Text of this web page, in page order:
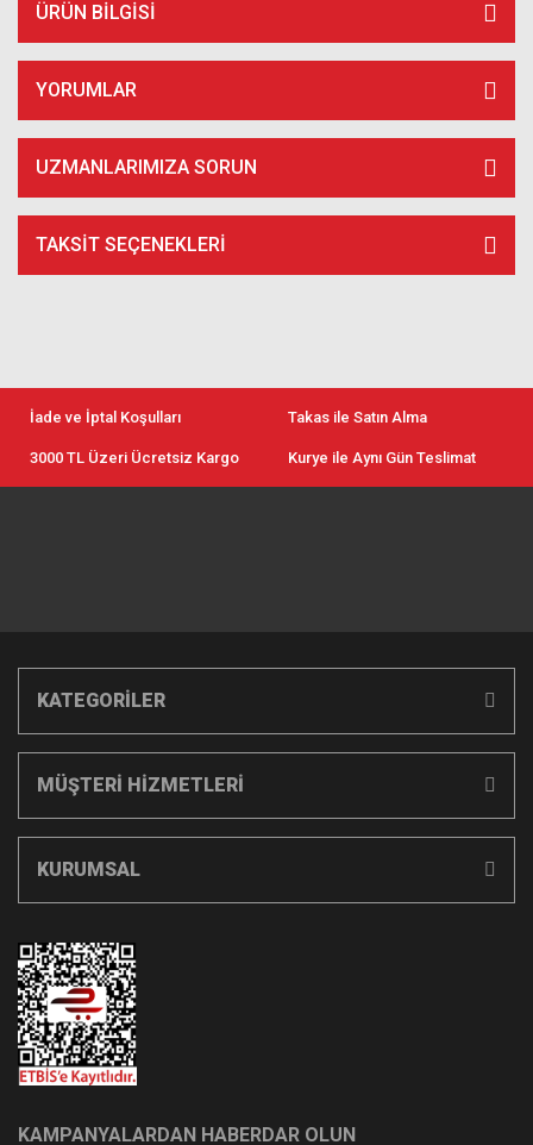
ÜRÜN BILGISI
YORUMLAR
UZMANLARIMIZA SORUN
TAKSIT SEÇENEKLERI
İade ve İptal Koşulları Takas ile Satın Alma
3000 TL Üzeri Ücretsiz Kargo Kurye ile Aynı Gün Teslimat
KATEGORİLER
MÜŞTERİ HİZMETLERİ
KURUMSAL
KAMPANYALARDAN HABERDAR OLUN